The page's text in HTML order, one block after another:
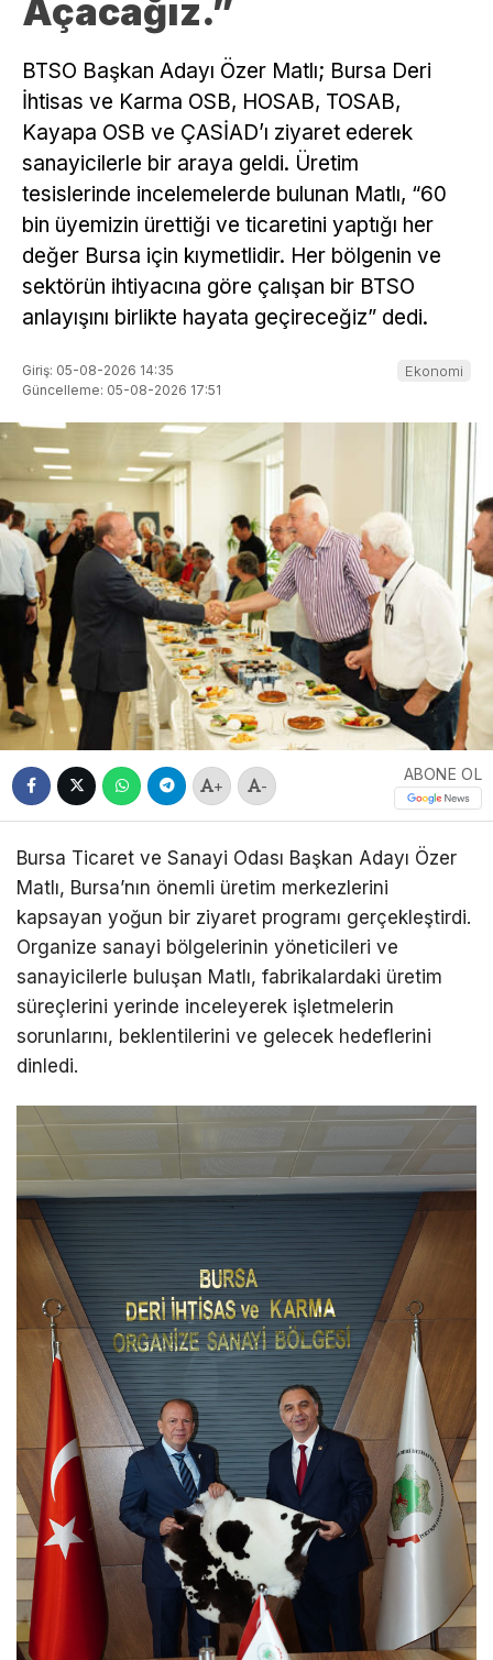
Açacağız.”
BTSO Başkan Adayı Özer Matlı; Bursa Deri
İhtisas ve Karma OSB, HOSAB, TOSAB,
Kayapa OSB ve ÇASİAD’ı ziyaret ederek
sanayicilerle bir araya geldi. Üretim
tesislerinde incelemelerde bulunan Matlı, “60
bin üyemizin ürettiği ve ticaretini yaptığı her
değer Bursa için kıymetlidir. Her bölgenin ve
sektörün ihtiyacına göre çalışan bir BTSO
anlayışını birlikte hayata geçireceğiz” dedi.
Giriş: 05-08-2026 14:35
Güncelleme: 05-08-2026 17:51
Ekonomi
+ -
ABONE OL
Bursa Ticaret ve Sanayi Odası Başkan Adayı Özer
Matlı, Bursa’nın önemli üretim merkezlerini
kapsayan yoğun bir ziyaret programı gerçekleştirdi.
Organize sanayi bölgelerinin yöneticileri ve
sanayicilerle buluşan Matlı, fabrikalardaki üretim
süreçlerini yerinde inceleyerek işletmelerin
sorunlarını, beklentilerini ve gelecek hedeflerini
dinledi.